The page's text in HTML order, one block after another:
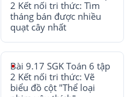
2 Kết nối tri thức: Tìm
tháng bán được nhiều
quạt cây nhất
Bài 9.17 SGK Toán 6 tập
2 Kết nối tri thức: Vẽ
biểu đồ cột "Thể loại